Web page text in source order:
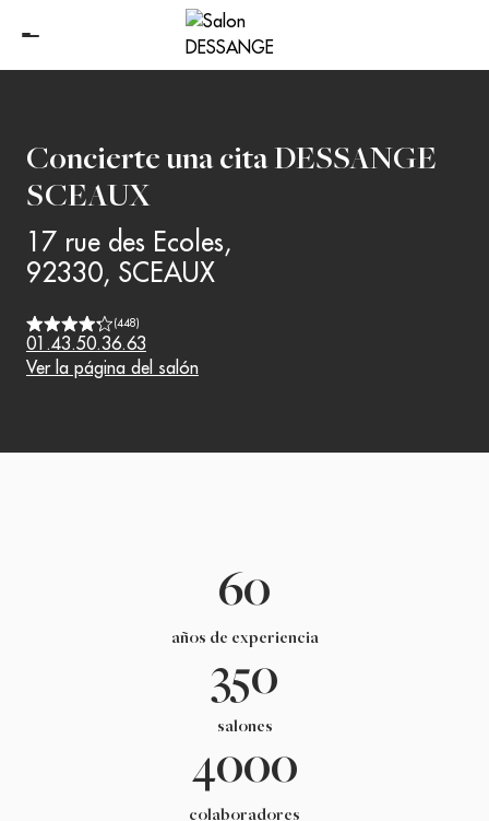
Concierte una cita DESSANGE
SCEAUX
17 rue des Ecoles,
92330, SCEAUX
(448)
01.43.50.36.63
Ver la página del salón
60
años de experiencia
350
salones
4000
colaboradores